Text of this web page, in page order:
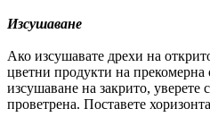
Изсушаване
Ако изсушавате дрехи на
цветни продукти на прекомерна
изсушаване на закрито, уверете
проветрена. Поставете